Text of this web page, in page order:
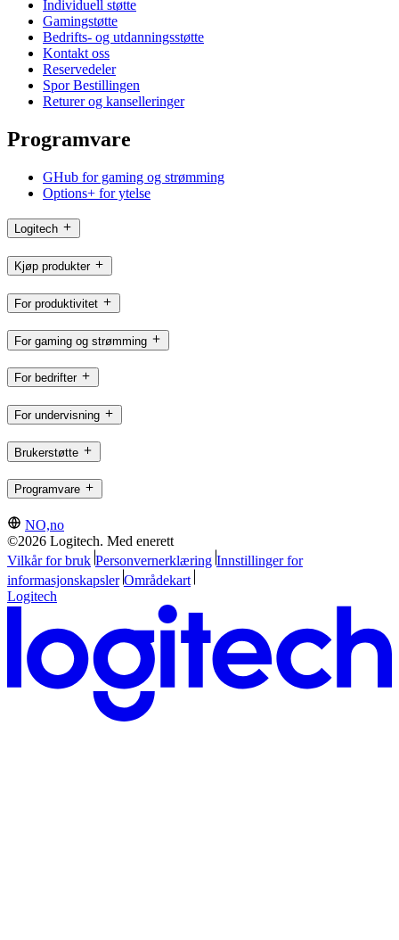
Individuell støtte
Gamingstøtte
Bedrifts- og utdanningsstøtte
Kontakt oss
Reservedeler
Spor Bestillingen
Returer og kanselleringer
Programvare
GHub for gaming og strømming
Options+ for ytelse
Logitech
Kjøp produkter
For produktivitet
For gaming og strømming
For bedrifter
For undervisning
Brukerstøtte
Programvare
NO,no
©2026 Logitech. Med enerett
Vilkår for bruk Personvernerklæring Innstillinger for
informasjonskapsler Områdekart
Logitech